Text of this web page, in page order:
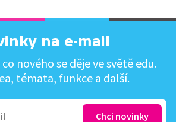
na e-mail
nového se děje ve světě edu.
témata, funkce a další.